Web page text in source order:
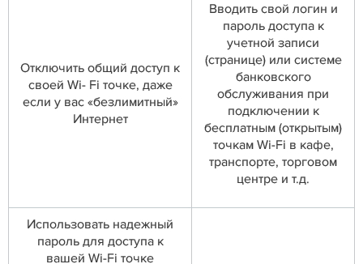
Отключить общий доступ к
своей Wi- Fi точке, даже
если у вас «безлимитный»
Интернет
Вводить свой логин и
пароль доступа к
учетной записи
(странице) или системе
банковского
обслуживания при
подключении к
бесплатным (открытым)
точкам Wi-Fi в кафе,
транспорте, торговом
центре и т.д.
Использовать надежный
пароль для доступа к
вашей Wi-Fi точке